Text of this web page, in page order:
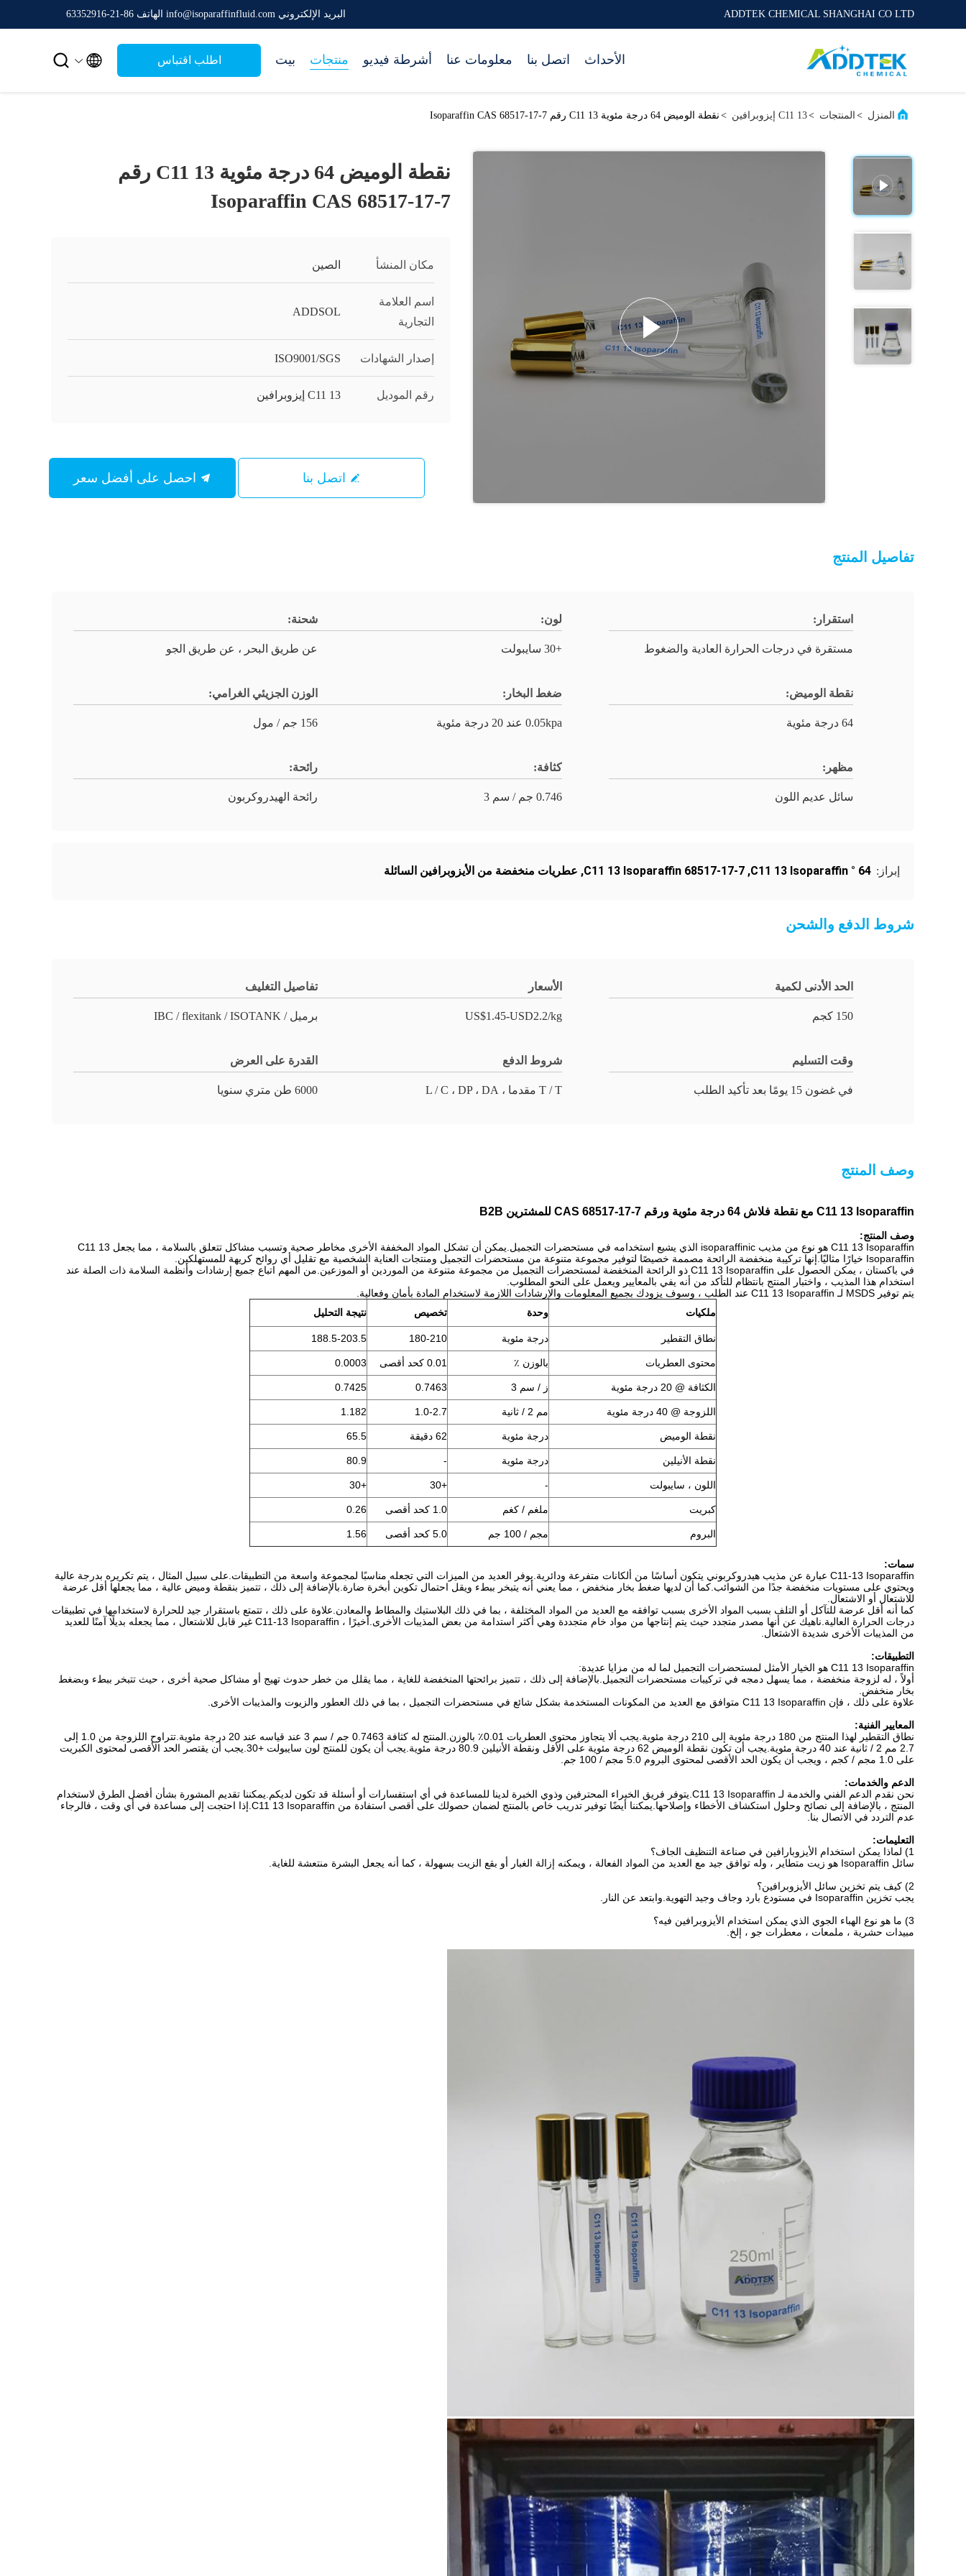
ADDTEK CHEMICAL SHANGHAI CO LTD البريد الإلكتروني info@isoparaffinfluid.com الهاتف 86-21-63352916
بيت منتجات أشرطة فيديو معلومات عنا اتصل بنا الأحداث اطلب اقتباس 

المنزل > المنتجات >C11 13 إيزوبرافين > نقطة الوميض 64 درجة مئوية C11 13 رقم Isoparaffin CAS 68517-17-7
نقطة الوميض 64 درجة مئوية C11 13 رقم
Isoparaffin CAS 68517-17-7
مكان المنشأ الصين
اسم العلامة
التجارية
ADDSOL
إصدار الشهادات ISO9001/SGS
رقم الموديل C11 13 إيزوبرافين
اتصل بنا
تفاصيل المنتج
استقرار:
مستقرة في درجات الحرارة العادية والضغوط
لون:
+30 سايبولت
شحنة:
عن طريق البحر ، عن طريق الجو
نقطة الوميض:
64 درجة مئوية
ضغط البخار:
0.05kpa عند 20 درجة مئوية
الوزن الجزيئي الغرامي:
156 جم / مول
مظهر:
سائل عديم اللون
كثافة:
0.746 جم / سم 3
رائحة:
رائحة الهيدروكربون
إبراز: 64 ° C11 13 Isoparaffin
,
C11 13 Isoparaffin 68517-17-7
, عطريات منخفضة من الأيزوبرافين السائلة
شروط الدفع والشحن
الحد الأدنى لكمية
150 كجم
الأسعار
US$1.45-USD2.2/kg
تفاصيل التغليف
برميل / IBC / flexitank / ISOTANK
وقت التسليم
في غضون 15 يومًا بعد تأكيد الطلب
شروط الدفع
T / T مقدما ، L / C ، DP ، DA
القدرة على العرض
6000 طن متري سنويا
وصف المنتج
C11 13 Isoparaffin مع نقطة فلاش 64 درجة مئوية ورقم CAS 68517-17-7 للمشترين B2B
وصف المنتج:
C11 13 Isoparaffin هو نوع من مذيب isoparaffinic الذي يشيع استخدامه في مستحضرات التجميل.يمكن أن تشكل المواد المخففة الأخرى مخاطر صحية وتسبب مشاكل تتعلق بالسلامة ، مما يجعل C11 13
Isoparaffin خيارًا مثاليًا.إنها تركيبة منخفضة الرائحة مصممة خصيصًا لتوفير مجموعة متنوعة من مستحضرات التجميل ومنتجات العناية الشخصية مع تقليل أي روائح كريهة للمستهلكين.
في باكستان ، يمكن الحصول على C11 13 Isoparaffin ذو الرائحة المنخفضة لمستحضرات التجميل من مجموعة متنوعة من الموردين أو الموزعين.من المهم اتباع جميع إرشادات وأنظمة السلامة ذات الصلة عند
استخدام هذا المذيب ، واختبار المنتج بانتظام للتأكد من أنه يفي بالمعايير ويعمل على النحو المطلوب.
يتم توفير MSDS لـ C11 13 Isoparaffin عند الطلب ، وسوف يزودك بجميع المعلومات والإرشادات اللازمة لاستخدام المادة بأمان وفعالية.
ملكيات
وحدة تخصيص نتيجة التحليل
نطاق التقطير درجة مئوية 180-210
188.5-203.5
محتوى العطريات بالوزن ٪ 0.01 كحد أقصى 0.0003
الكثافة @ 20 درجة مئوية ز / سم 3 0.7463
0.7425
اللزوجة @ 40 درجة مئوية مم 2 / ثانية 1.0-2.7
1.182
نقطة الوميض درجة مئوية 62 دقيقة 65.5
نقطة الأنيلين درجة مئوية -
80.9
اللون ، سايبولت -
+30
+30
كبريت ملغم / كغم 1.0 كحد أقصى 0.26
البروم مجم / 100 جم 5.0 كحد أقصى 1.56
سمات:
C11-13 Isoparaffin عبارة عن مذيب هيدروكربوني يتكون أساسًا من ألكانات متفرعة ودائرية.يوفر العديد من الميزات التي تجعله مناسبًا لمجموعة واسعة من التطبيقات.على سبيل المثال ، يتم تكريره بدرجة عالية
ويحتوي على مستويات منخفضة جدًا من الشوائب.كما أن لديها ضغط بخار منخفض ، مما يعني أنه يتبخر ببطء ويقل احتمال تكوين أبخرة ضارة.بالإضافة إلى ذلك ، تتميز بنقطة وميض عالية ، مما يجعلها أقل عرضة
للاشتعال أو الاشتعال.
كما أنه أقل عرضة للتآكل أو التلف بسبب المواد الأخرى بسبب توافقه مع العديد من المواد المختلفة ، بما في ذلك البلاستيك والمطاط والمعادن.علاوة على ذلك ، تتمتع باستقرار جيد للحرارة لاستخدامها في تطبيقات
درجات الحرارة العالية.ناهيك عن أنها مصدر متجدد حيث يتم إنتاجها من مواد خام متجددة وهي أكثر استدامة من بعض المذيبات الأخرى.أخيرًا ، C11-13 Isoparaffin غير قابل للاشتعال ، مما يجعله بديلًا آمنًا للعديد
من المذيبات الأخرى شديدة الاشتعال.
التطبيقات:
C11 13 Isoparaffin هو الخيار الأمثل لمستحضرات التجميل لما له من مزايا عديدة:
أولاً ، له لزوجة منخفضة ، مما يسهل دمجه في تركيبات مستحضرات التجميل.بالإضافة إلى ذلك ، تتميز برائحتها المنخفضة للغاية ، مما يقلل من خطر حدوث تهيج أو مشاكل صحية أخرى ، حيث تتبخر ببطء وبضغط
بخار منخفض.
علاوة على ذلك ، فإن C11 13 Isoparaffin متوافق مع العديد من المكونات المستخدمة بشكل شائع في مستحضرات التجميل ، بما في ذلك العطور والزيوت والمذيبات الأخرى.
المعايير الفنية:
نطاق التقطير لهذا المنتج من 180 درجة مئوية إلى 210 درجة مئوية.يجب ألا يتجاوز محتوى العطريات 0.01٪ بالوزن.المنتج له كثافة 0.7463 جم / سم 3 عند قياسه عند 20 درجة مئوية.تتراوح اللزوجة من 1.0 إلى
2.7 مم 2 / ثانية عند 40 درجة مئوية.يجب أن تكون نقطة الوميض 62 درجة مئوية على الأقل ونقطة الأنيلين 80.9 درجة مئوية.يجب أن يكون للمنتج لون سايبولت +30.يجب أن يقتصر الحد الأقصى لمحتوى الكبريت
على 1.0 مجم / كجم ، ويجب أن يكون الحد الأقصى لمحتوى البروم 5.0 مجم / 100 جم.
الدعم والخدمات:
نحن نقدم الدعم الفني والخدمة لـ C11 13 Isoparaffin.يتوفر فريق الخبراء المحترفين وذوي الخبرة لدينا للمساعدة في أي استفسارات أو أسئلة قد تكون لديكم.يمكننا تقديم المشورة بشأن أفضل الطرق لاستخدام
المنتج ، بالإضافة إلى نصائح وحلول استكشاف الأخطاء وإصلاحها.يمكننا أيضًا توفير تدريب خاص بالمنتج لضمان حصولك على أقصى استفادة من C11 13 Isoparaffin.إذا احتجت إلى مساعدة في أي وقت ، فالرجاء
عدم التردد في الاتصال بنا.
التعليمات:
1) لماذا يمكن استخدام الأيزوبارافين في صناعة التنظيف الجاف؟
سائل Isoparaffin هو زيت متطاير ، وله توافق جيد مع العديد من المواد الفعالة ، ويمكنه إزالة الغبار أو بقع الزيت بسهولة ، كما أنه يجعل البشرة منتعشة للغاية.
2) كيف يتم تخزين سائل الأيزوبرافين؟
يجب تخزين Isoparaffin في مستودع بارد وجاف وجيد التهوية.وابتعد عن النار.
3) ما هو نوع الهباء الجوي الذي يمكن استخدام الأيزوبرافين فيه؟
مبيدات حشرية ، ملمعات ، معطرات جو ، إلخ.